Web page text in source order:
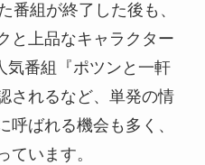
番組が終了した後も、
と上品なキャラクター
気番組『ポツンと一軒
されるなど、単発の情
呼ばれる機会も多く、
ています。